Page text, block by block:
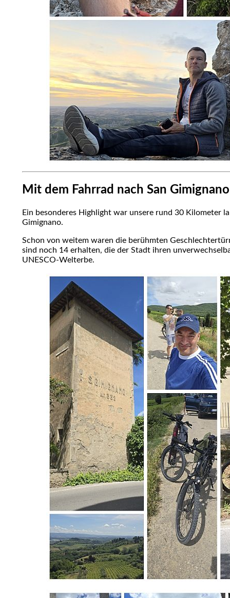
Mit dem Fahrrad nach San Gimignano
Ein besonderes Highlight war unsere rund 30 Kilometer
Gimignano.
Schon von weitem waren die berühmten
sind noch 14 erhalten, die der Stadt ihren
UNESCO-Welterbe.